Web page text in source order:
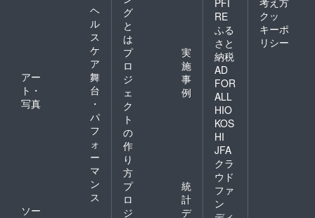
ヘ
ル
ス
ケ
ア
アー
ト・
写真
舞
台
・
パ
フ
ォ
ー
マ
ン
ス
ソー
グ
と
は
プ
ロ
ジ
ェ
ク
ト
の
作
り
方
実
施
事
例
プ
ロ
ジ
統
計
デ
PFI
RE
ふる
さと
納税
AD
FOR
ALL
HIO
KOS
HI
JFA
クラ
ウド
ファ
ン
クッ
キーポ
リシー